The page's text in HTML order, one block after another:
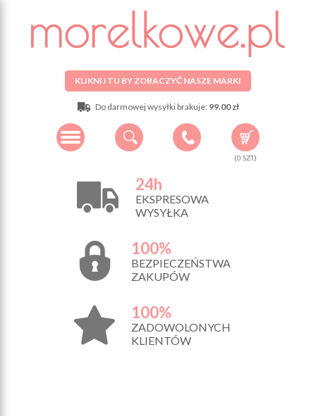
KLIKNIJ TU BY ZOBACZYĆ NASZE MARKI
Do darmowej wysyłki brakuje: 99.00 zł
(0 SZT.)
24h
EKSPRESOWA
WYSYŁKA
100%
BEZPIECZEŃSTWA
ZAKUPÓW
100%
ZADOWOLONYCH
KLIENTÓW